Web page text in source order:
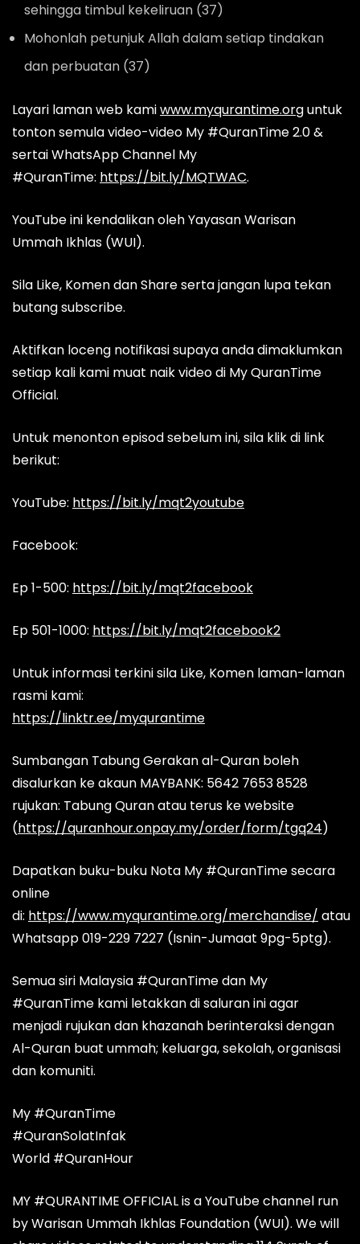
sehingga timbul kekeliruan (37)
Mohonlah petunjuk Allah dalam setiap tindakan
dan perbuatan (37)
Layari laman web kamiwww.myqurantime.orguntuk
tonton semula video-video My #QuranTime 2.0 &
sertai WhatsApp Channel My
#QuranTime: https://bit.ly/MQTWAC.
YouTube ini kendalikan oleh Yayasan Warisan
Ummah Ikhlas (WUI).
Sila Like, Komen dan Share serta jangan lupa tekan
butang subscribe.
Aktifkan loceng notifikasi supaya anda dimaklumkan
setiap kali kami muat naik video di My QuranTime
Official.
Untuk menonton episod sebelum ini, sila klik di link
berikut:
YouTube: https://bit.ly/mqt2youtube
Facebook:
Ep 1-500: https://bit.ly/mqt2facebook
Ep 501-1000: https://bit.ly/mqt2facebook2
Untuk informasi terkini sila Like, Komen laman-laman
rasmi kami:
https://linktr.ee/myqurantime
Sumbangan Tabung Gerakan al-Quran boleh
disalurkan ke akaun MAYBANK: 5642 7653 8528
rujukan: Tabung Quran atau terus ke website
(https://quranhour.onpay.my/order/form/tgq24)
Dapatkan buku-buku Nota My #QuranTime secara
online
di: https://www.myqurantime.org/merchandise/ atau
Whatsapp 019-229 7227 (Isnin-Jumaat 9pg-5ptg).
Semua siri Malaysia #QuranTime dan My
#QuranTime kami letakkan di saluran ini agar
menjadi rujukan dan khazanah berinteraksi dengan
Al-Quran buat ummah; keluarga, sekolah, organisasi
dan komuniti.
My #QuranTime
#QuranSolatInfak
World #QuranHour
MY #QURANTIME OFFICIAL is a YouTube channel run
by Warisan Ummah Ikhlas Foundation (WUI). We will